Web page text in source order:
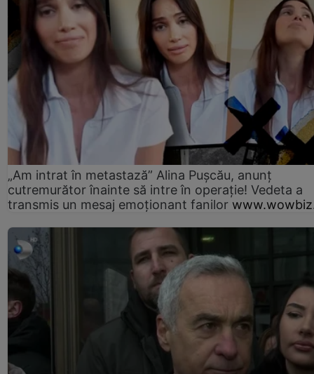
„Am intrat în metastază” Alina Pușcău, anunț
cutremurător înainte să intre în operație! Vedeta a
transmis un mesaj emoționant fanilor